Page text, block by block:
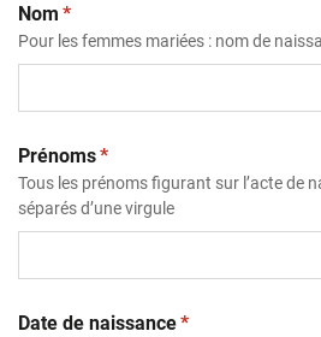
Nom (obligatoire)
*
Pour les femmes mariées : nom de
Prénoms(obligatoire)
*
Tous les prénoms figurant sur l’acte de
séparés d’une virgule
Date de naissance(obligatoire)
*